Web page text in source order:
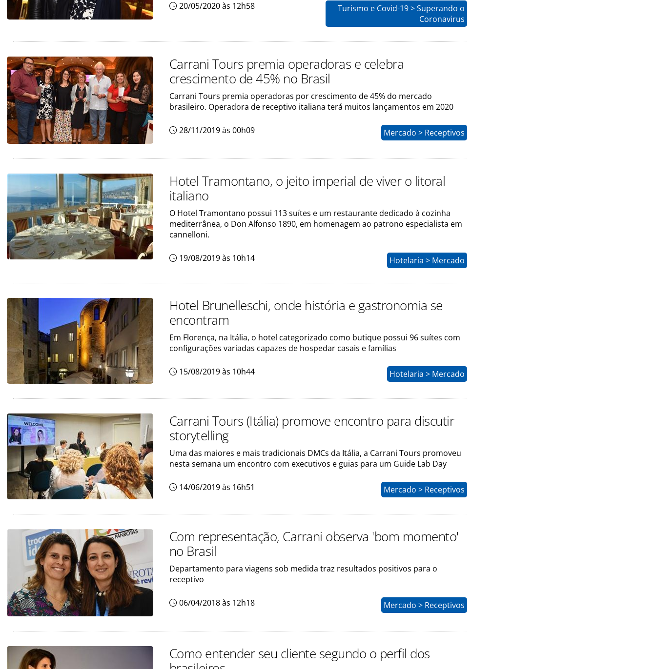
20/05/2020 às 12h58
Turismo e Covid-19 > Superando o
Coronavirus
Carrani Tours premia operadoras e celebra
crescimento de 45% no Brasil
Carrani Tours premia operadoras por crescimento de 45% do mercado
brasileiro. Operadora de receptivo italiana terá muitos lançamentos em 2020
28/11/2019 às 00h09 Mercado > Receptivos
Hotel Tramontano, o jeito imperial de viver o litoral
italiano
O Hotel Tramontano possui 113 suítes e um restaurante dedicado à cozinha
mediterrânea, o Don Alfonso 1890, em homenagem ao patrono especialista em
cannelloni.
19/08/2019 às 10h14 Hotelaria > Mercado
Hotel Brunelleschi, onde história e gastronomia se
encontram
Em Florença, na Itália, o hotel categorizado como butique possui 96 suítes com
configurações variadas capazes de hospedar casais e famílias
15/08/2019 às 10h44 Hotelaria > Mercado
Carrani Tours (Itália) promove encontro para discutir
storytelling
Uma das maiores e mais tradicionais DMCs da Itália, a Carrani Tours promoveu
nesta semana um encontro com executivos e guias para um Guide Lab Day
14/06/2019 às 16h51 Mercado > Receptivos
Com representação, Carrani observa 'bom momento'
no Brasil
Departamento para viagens sob medida traz resultados positivos para o
receptivo
06/04/2018 às 12h18 Mercado > Receptivos
Como entender seu cliente segundo o perfil dos